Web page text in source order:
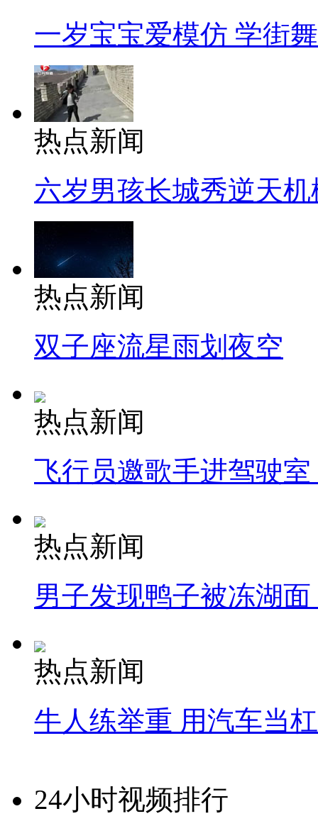
一岁宝宝爱模仿 学街
热点新闻
六岁男孩长城秀逆天机
热点新闻
双子座流星雨划夜空
热点新闻
飞行员邀歌手进驾驶
热点新闻
男子发现鸭子被冻湖
热点新闻
牛人练举重 用汽车当
24小时视频排行